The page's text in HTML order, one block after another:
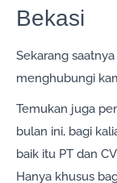
Bekasi
Sekarang
menghubungi
Temukan juga
bulan ini, bagi
baik itu PT dan
Hanya khusus